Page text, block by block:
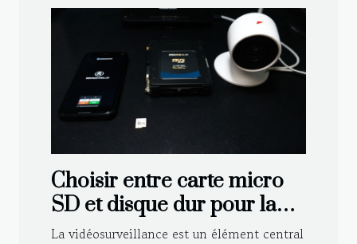
Choisir entre carte micro
SD et disque dur pour la
vidéosurveillance
La vidéosurveillance est un élément central